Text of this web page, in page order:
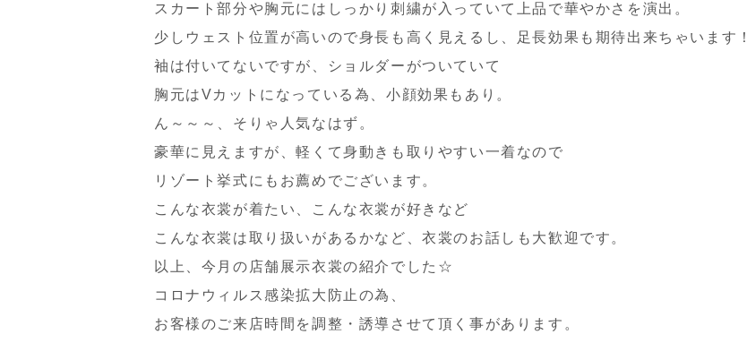
スカート部分や胸元にはしっかり刺繍が入っていて上品で華やかさを演出。
少しウェスト位置が高いので身長も高く見えるし、足長効果も期待出来ちゃいます！
袖は付いてないですが、ショルダーがついていて
胸元はVカットになっている為、小顔効果もあり。
ん～～～、そりゃ人気なはず。
豪華に見えますが、軽くて身動きも取りやすい一着なので
リゾート挙式にもお薦めでございます。
こんな衣裳が着たい、こんな衣裳が好きなど
こんな衣裳は取り扱いがあるかなど、衣裳のお話しも大歓迎です。
以上、今月の店舗展示衣裳の紹介でした☆
コロナウィルス感染拡大防止の為、
お客様のご来店時間を調整・誘導させて頂く事があります。